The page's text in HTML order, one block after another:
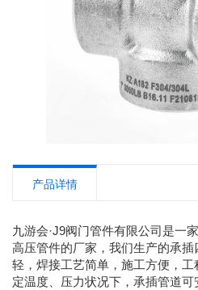
产品详情
九游会·J9阀门管件有限公司是一
高压管件的厂家，我们生产的承
轻，焊接工艺简单，施工方便，
定温度、压力状况下，承插管道